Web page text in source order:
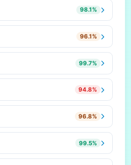
98.1%
96.1%
99.7%
94.8%
96.8%
99.5%